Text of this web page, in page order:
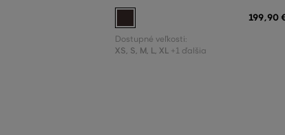
199,90
Dostupné veľkosti:
XS, S, M, L, XL +1 ďalšia